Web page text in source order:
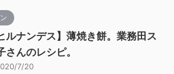
ルナンデス】薄焼き餅。業務田ス
さんのレシピ。
7/20